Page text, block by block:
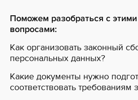
Поможем разобраться с
вопросами:
Как организовать законный
персональных данных?
Какие документы нужно
соответствовать требованиям